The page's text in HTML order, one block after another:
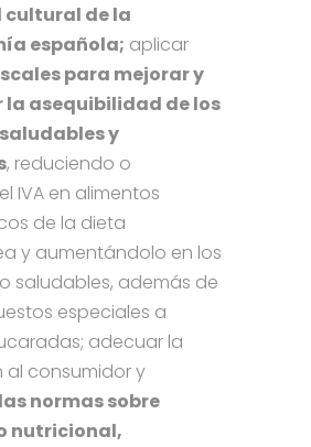
de la
española; aplicar
para mejorar y
asequibilidad de los
y
, reduciendo o
IVA en alimentos
de la dieta
y aumentándolo en los
saludables, además de
especiales a
adecuar la
al consumidor y
normas sobre
nutricional,